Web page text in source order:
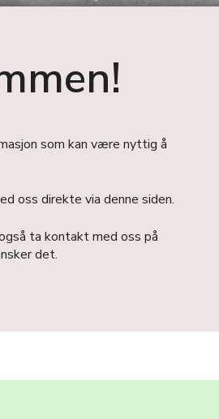
som kan være nyttig å
oss direkte via denne siden.
ta kontakt med oss på
det.